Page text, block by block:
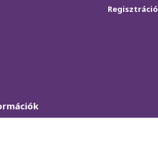
Regisztráció